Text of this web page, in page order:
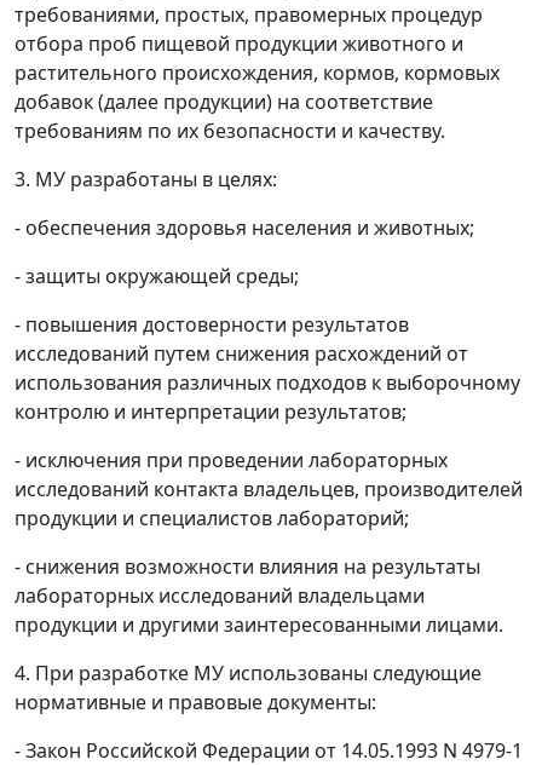
требованиями, простых, правомерных процедур
отбора проб пищевой продукции животного и
растительного происхождения, кормов, кормовых
добавок (далее продукции) на соответствие
требованиям по их безопасности и качеству.
3. МУ разработаны в целях:
- обеспечения здоровья населения и животных;
- защиты окружающей среды;
- повышения достоверности результатов
исследований путем снижения расхождений от
использования различных подходов к выборочному
контролю и интерпретации результатов;
- исключения при проведении лабораторных
исследований контакта владельцев, производителей
продукции и специалистов лабораторий;
- снижения возможности влияния на результаты
лабораторных исследований владельцами
продукции и другими заинтересованными лицами.
4. При разработке МУ использованы следующие
нормативные и правовые документы:
- Закон Российской Федерации от 14.05.1993 N 4979-1